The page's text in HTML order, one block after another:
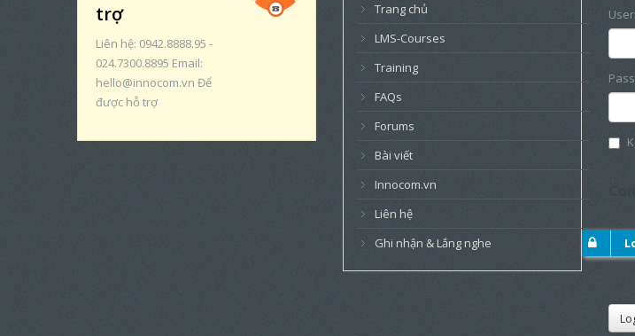
trợ
Liên hệ: 0942.8888.95 -
024.7300.8895 Email:
hello@innocom.vn Để
được hỗ trợ
Trang chủ
LMS-Courses
Training
FAQs
Forums
Bài viết
Innocom.vn
Liên hệ
Ghi nhận & Lắng nghe